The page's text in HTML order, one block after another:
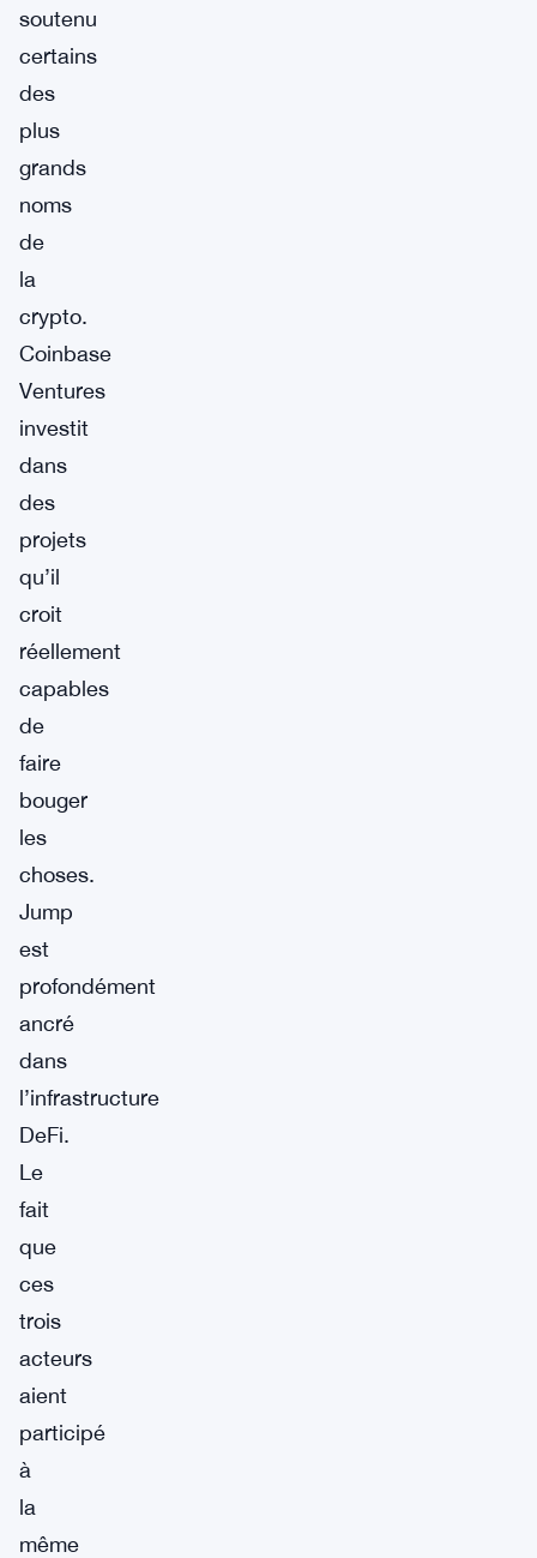
soutenu
certains
des
plus
grands
noms
de
la
crypto.
Coinbase
Ventures
investit
dans
des
projets
qu’il
croit
réellement
capables
de
faire
bouger
les
choses.
Jump
est
profondément
ancré
dans
l’infrastructure
DeFi.
Le
fait
que
ces
trois
acteurs
aient
participé
à
la
même